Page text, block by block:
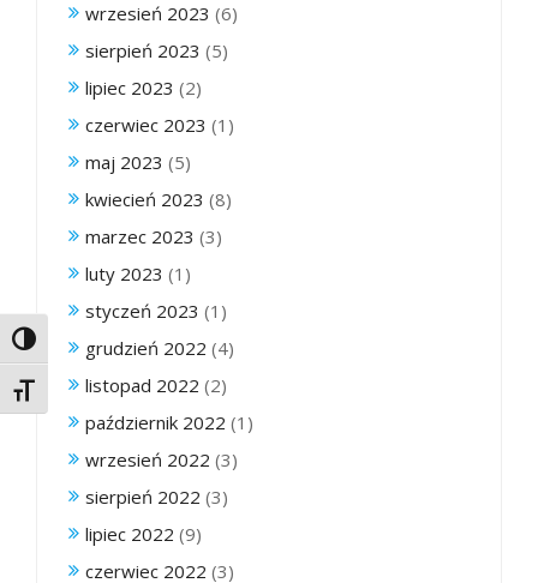
Toggle High Contrast
Toggle Font size
wrzesień 2023 (6)
sierpień 2023 (5)
lipiec 2023 (2)
czerwiec 2023 (1)
maj 2023 (5)
kwiecień 2023 (8)
marzec 2023 (3)
luty 2023 (1)
styczeń 2023 (1)
grudzień 2022 (4)
listopad 2022 (2)
październik 2022 (1)
wrzesień 2022 (3)
sierpień 2022 (3)
lipiec 2022 (9)
czerwiec 2022 (3)